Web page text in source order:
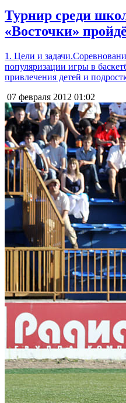
Турнир среди
«Восточки»
1. Цели и
популяризации игры в
привлечения детей и
07 февраля 2012 01:02